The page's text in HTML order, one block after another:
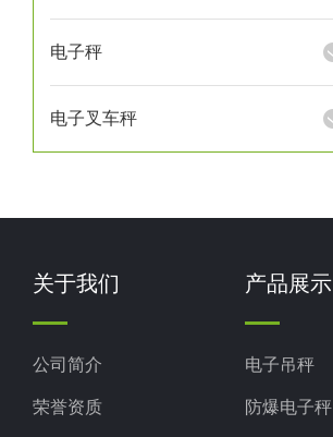
电子秤
电子叉车秤
关于我们
公司简介
荣誉资质
产品展示
电子吊秤
防爆电子秤